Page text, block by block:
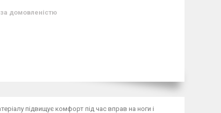
за домовленістю
підвищує комфорт під час вправ на ноги і